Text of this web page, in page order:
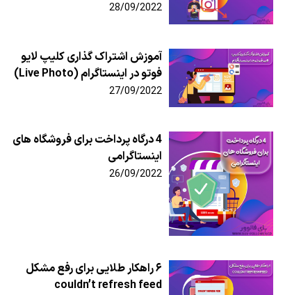
28/09/2022
آموزش اشتراک گذاری کلیپ لایو
فوتو در اینستاگرام (Live Photo)
27/09/2022
4 درگاه پرداخت برای فروشگاه های
اینستاگرامی
26/09/2022
۶ راهکار طلایی برای رفع مشکل
couldn’t refresh feed